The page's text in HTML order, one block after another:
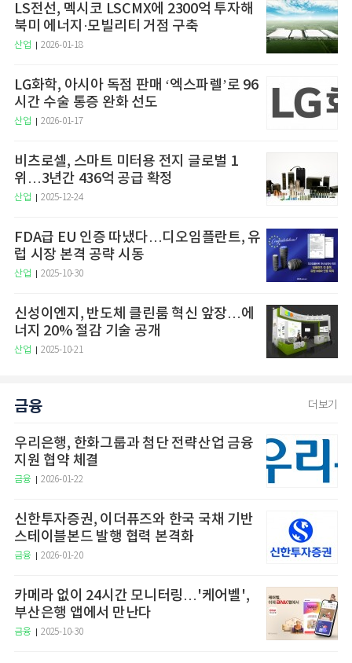
LS전선, 멕시코 LSCMX에 2300억 투자해
북미 에너지·모빌리티 거점 구축
산업 2026-01-18
LG화학, 아시아 독점 판매 ‘엑스파렐’로 96
시간 수술 통증 완화 선도
산업 2026-01-17
비츠로셀, 스마트 미터용 전지 글로벌 1
위…3년간 436억 공급 확정
산업 2025-12-24
FDA급 EU 인증 따냈다…디오임플란트, 유
럽 시장 본격 공략 시동
산업 2025-10-30
신성이엔지, 반도체 클린룸 혁신 앞장…에
너지 20% 절감 기술 공개
산업 2025-10-21
금융 더보기
우리은행, 한화그룹과 첨단 전략산업 금융
지원 협약 체결
금융 2026-01-22
신한투자증권, 이더퓨즈와 한국 국채 기반
스테이블본드 발행 협력 본격화
금융 2026-01-20
카메라 없이 24시간 모니터링…'케어벨',
부산은행 앱에서 만난다
금융 2025-10-30